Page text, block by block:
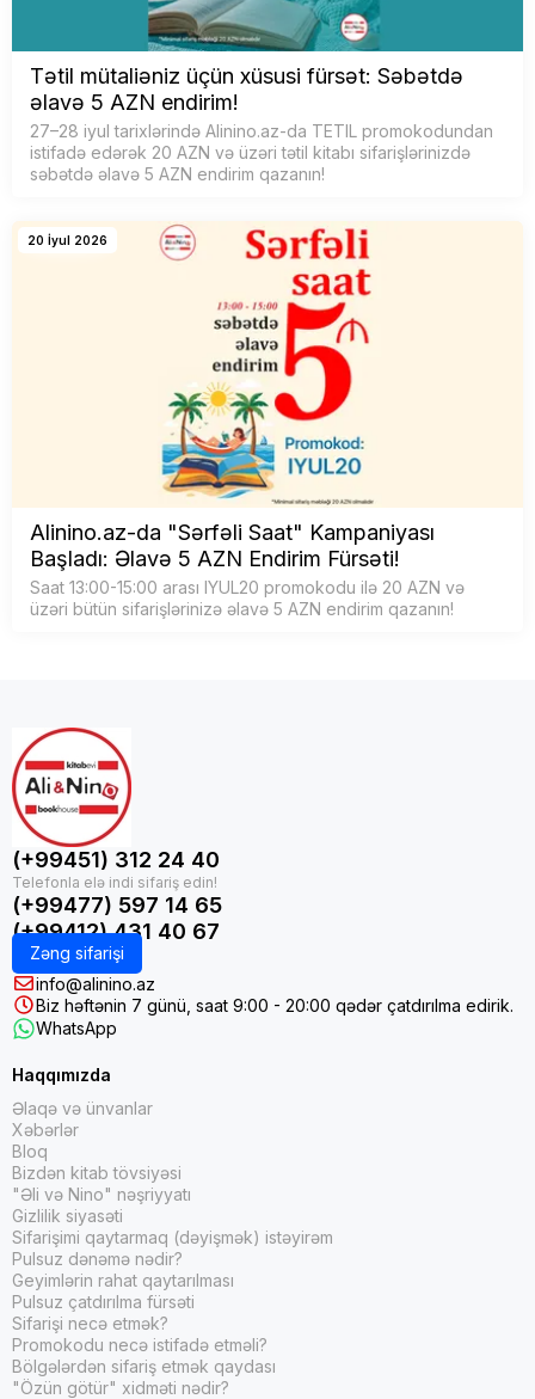
Tətil mütaliəniz üçün xüsusi fürsət: Səbətdə
əlavə 5 AZN endirim!
27–28 iyul tarixlərində Alinino.az-da TETIL promokodundan
istifadə edərək 20 AZN və üzəri tətil kitabı sifarişlərinizdə
səbətdə əlavə 5 AZN endirim qazanın!
20 İyul 2026
Alinino.az-da "Sərfəli Saat" Kampaniyası
Başladı: Əlavə 5 AZN Endirim Fürsəti!
Saat 13:00-15:00 arası IYUL20 promokodu ilə 20 AZN və
üzəri bütün sifarişlərinizə əlavə 5 AZN endirim qazanın!
(+99451) 312 24 40
(+99477) 597 14 65
(+99412) 431 40 67
Zəng sifarişi
info@alinino.az
Biz həftənin 7 günü, saat 9:00 - 20:00 qədər çatdırılma edirik.
WhatsApp
Haqqımızda
Əlaqə və ünvanlar
Xəbərlər
Bloq
Bizdən kitab tövsiyəsi
"Əli və Nino" nəşriyyatı
Gizlilik siyasəti
Sifarişimi qaytarmaq (dəyişmək) istəyirəm
Pulsuz dənəmə nədir?
Geyimlərin rahat qaytarılması
Pulsuz çatdırılma fürsəti
Sifarişi necə etmək?
Promokodu necə istifadə etməli?
Bölgələrdən sifariş etmək qaydası
"Özün götür" xidməti nədir?